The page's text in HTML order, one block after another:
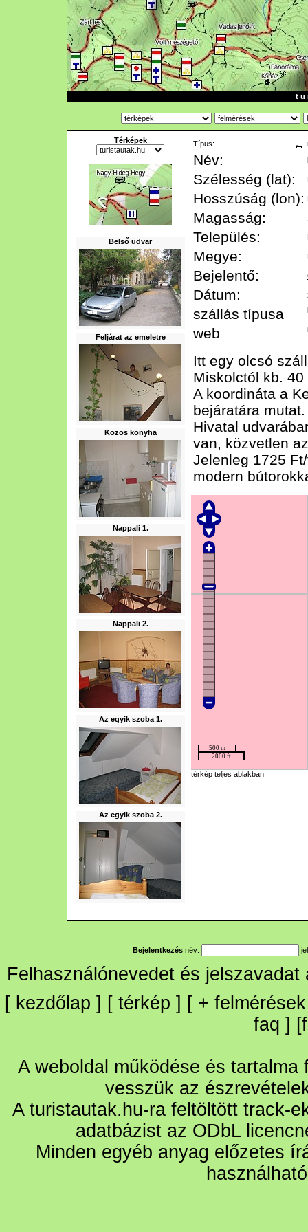
t u
Térképek
Belső udvar
Feljárat az emeletre
Közös konyha
Nappali 1.
Nappali 2.
Az egyik szoba 1.
Az egyik szoba 2.
Típus:
Név:
Szélesség (lat):
Hosszúság (lon):
Magasság:
Település:
Megye:
Bejelentő:
Dátum:
szállás típusa
web
Itt egy olcsó
Miskolctól kb.
A koordináta a
bejáratára
Hivatal
van, közvetlen
Jelenleg 1725
modern
térkép teljes ablakban
Bejelentkezés név:
Felhasználónevedet és
[ kezdőlap ] [ térkép ] [ + felmérések
faq ] [
A weboldal működése és
vesszük az
A turistautak.hu-ra feltöltött track-
adatbázist az ODbL
Minden egyéb anyag előzetes